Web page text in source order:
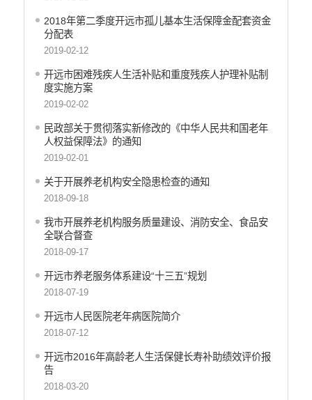
减税降费
财政资金直达基层
稳岗就业
应急预案
产品质量
公共文化服务
疫情防控
养老服务
社会救助信息
重大决策预公开
生态环境
义务教育
政府集中采购
2018年第二季度开远市孤儿基本生活保障金配套资金
分配表
2019-02-12
开远市困难残疾人生活补贴和重度残疾人护理补贴制
度实施方案
2019-02-02
民政部关于贯彻落实新修改的《中华人民共和国老年
人权益保障法》的通知
2019-02-01
关于开展养老机构安全隐患检查的通知
2018-09-18
我市开展养老机构服务质量建设、消防安全、食品安
全联合督查
2018-09-17
开远市养老服务体系建设“十三五”规划
2018-07-19
开远市人民医院老年病医院简介
2018-07-12
开远市2016年高龄老人生活保健长寿补助绩效评价报
告
2018-03-20